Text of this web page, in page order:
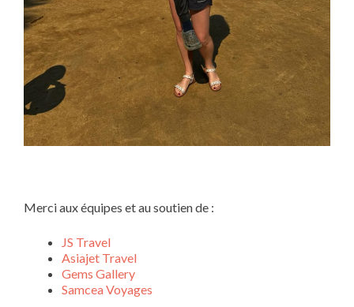
Merci aux équipes et au soutien de :
JS Travel
Asiajet Travel
Gems Gallery
Samcea Voyages